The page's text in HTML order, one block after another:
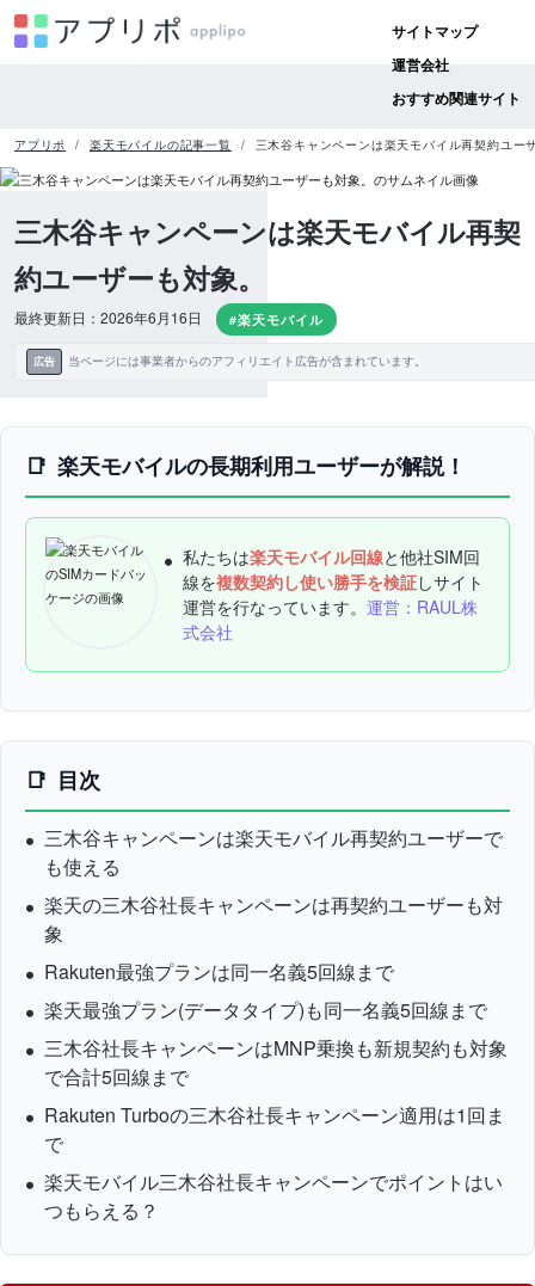
サイトマップ
運営会社
おすすめ関連サイト
アプリポ 楽天モバイルの記事一覧 三木谷キャンペーンは楽天モバイル再契約ユー
三木谷キャンペーンは楽天モバイル再契
約ユーザーも対象。
最終更新日：2026年6月16日 #楽天モバイル
広告 当ページには事業者からのアフィリエイト広告が含まれています。
楽天モバイルの長期利用ユーザーが解説！
私たちは楽天モバイル回線と他社SIM回
線を複数契約し使い勝手を検証しサイト
運営を行なっています。 運営：RAUL株
式会社
目次
三木谷キャンペーンは楽天モバイル再契約ユーザーで
も使える
楽天の三木谷社長キャンペーンは再契約ユーザーも対
象
Rakuten最強プランは同一名義5回線まで
楽天最強プラン(データタイプ)も同一名義5回線まで
三木谷社長キャンペーンはMNP乗換も新規契約も対象
で合計5回線まで
Rakuten Turboの三木谷社長キャンペーン適用は1回ま
で
楽天モバイル三木谷社長キャンペーンでポイントはい
つもらえる？